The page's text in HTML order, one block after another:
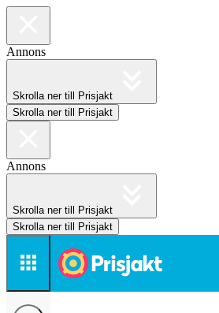
Annons
Skrolla ner till Prisjakt
Skrolla ner till Prisjakt
Annons
Skrolla ner till Prisjakt
Skrolla ner till Prisjakt